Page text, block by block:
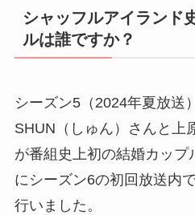
シャッフルアイランド
ルは誰ですか？
シーズン5（2024年夏放送
SHUN（しゅん）さんと上
が番組史上初の結婚カップ
にシーズン6の初回放送内
行いました。